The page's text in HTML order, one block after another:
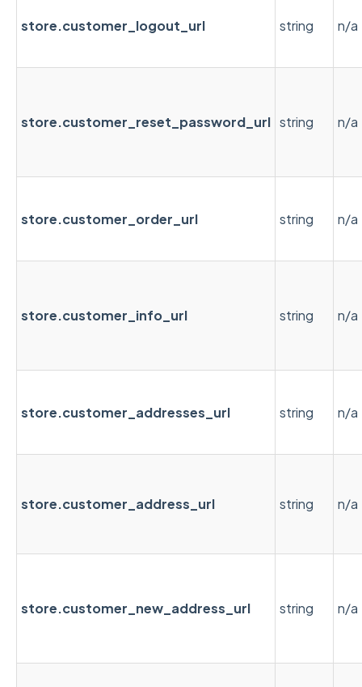
store.customer_logout_url string n/a
store.customer_reset_password_url string n/a
store.customer_order_url string n/a
store.customer_info_url string n/a
store.customer_addresses_url string n/a
store.customer_address_url string n/a
store.customer_new_address_url string n/a